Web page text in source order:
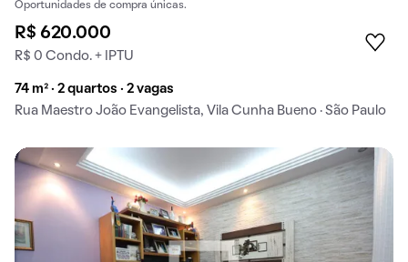
Oportunidades de compra únicas.
R$ 620.000
R$ 0 Condo. + IPTU
74 m² · 2 quartos · 2 vagas
Rua Maestro João Evangelista, Vila Cunha Bueno · São Paulo